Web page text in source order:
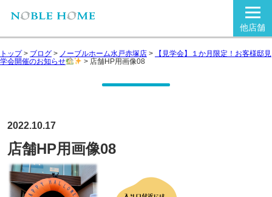
他店舗
トップ> ブログ > ノーブルホーム水戸赤塚店 >
【見学会】１か月限定！お客様邸見
学会開催のお知らせ
> 店舗HP用画像08
2022.10.17
店舗HP用画像08